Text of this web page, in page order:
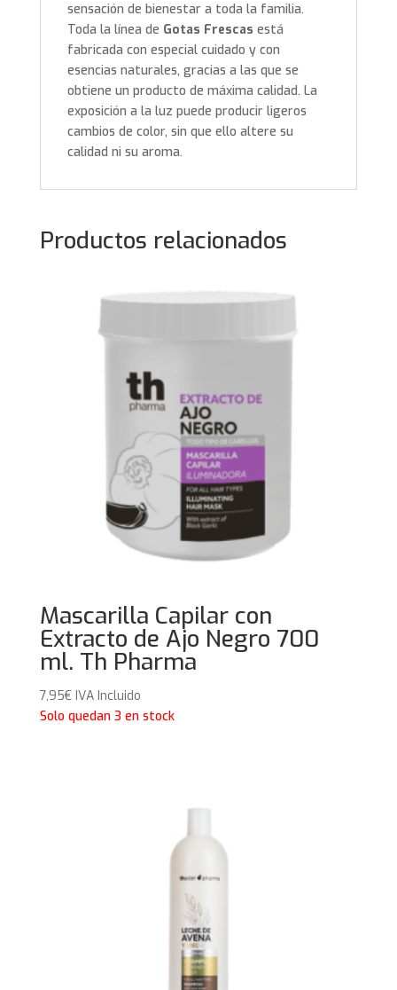
sensación de bienestar a toda la familia.
Toda la línea de Gotas Frescas está
fabricada con especial cuidado y con
esencias naturales, gracias a las que se
obtiene un producto de máxima calidad. La
exposición a la luz puede producir ligeros
cambios de color, sin que ello altere su
calidad ni su aroma.
Productos relacionados
Mascarilla Capilar con
Extracto de Ajo Negro 700
ml. Th Pharma
7,95€ IVA Incluido
Solo quedan 3 en stock